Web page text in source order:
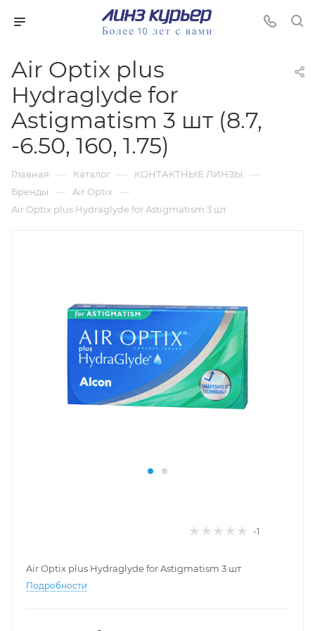
Air Optix plus
Hydraglyde for
Astigmatism 3 шт (8.7,
-6.50, 160, 1.75)
Главная — Каталог — КОНТАКТНЫЕ ЛИНЗЫ —
Бренды — Air Optix —
Air Optix plus Hydraglyde for Astigmatism 3 шт
-1
Air Optix plus Hydraglyde for Astigmatism 3 шт
Подробности